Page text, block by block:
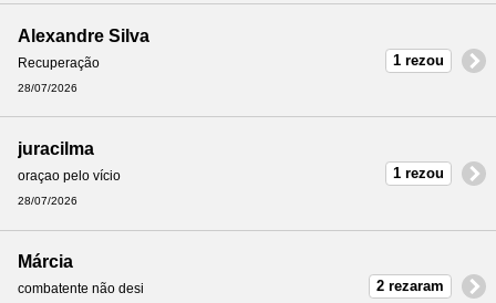
Alexandre Silva
Recuperação
28/07/2026
1 rezou
juracilma
oraçao pelo vício
28/07/2026
1 rezou
Márcia
combatente não desi 2 rezaram